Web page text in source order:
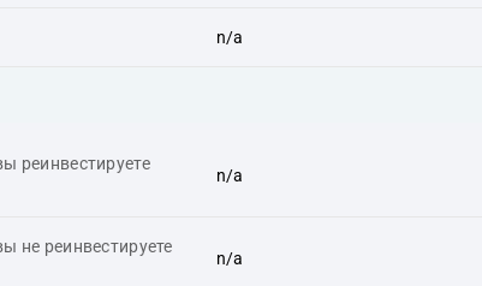
n/a
реинвестируете
n/a
не реинвестируете
n/a